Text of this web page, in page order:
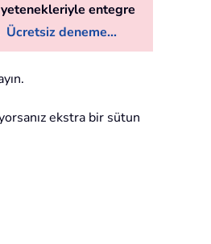
entegre
Ücretsiz deneme...
ekstra bir sütun